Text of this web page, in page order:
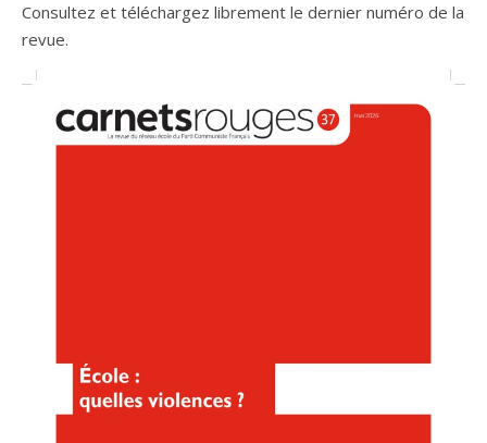
Consultez et téléchargez librement le dernier numéro de la
revue.